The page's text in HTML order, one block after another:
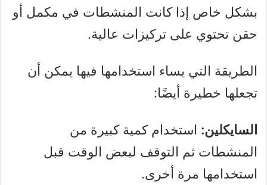
بشكل خاص إذا كانت المنشطات في مكمل أو
حقن تحتوي على تركيزات عالية.
الطريقة التي يساء استخدامها فيها يمكن أن
تجعلها خطيرة أيضًا:
السايكلين: استخدام كمية كبيرة من
المنشطات ثم التوقف لبعض الوقت قبل
استخدامها مرة أخرى.